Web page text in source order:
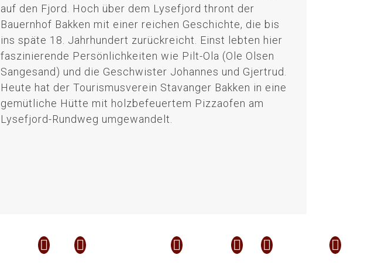
auf den Fjord. Hoch über dem Lysefjord thront der
Bauernhof Bakken mit einer reichen Geschichte, die bis
ins späte 18. Jahrhundert zurückreicht. Einst lebten hier
faszinierende Persönlichkeiten wie Pilt-Ola (Ole Olsen
Sangesand) und die Geschwister Johannes und Gjertrud.
Heute hat der Tourismusverein Stavanger Bakken in eine
gemütliche Hütte mit holzbefeuertem Pizzaofen am
Lysefjord-Rundweg umgewandelt.
     